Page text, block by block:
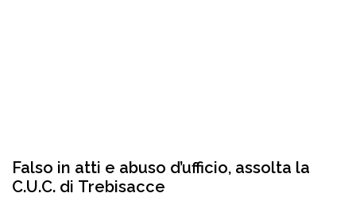
Falso in atti e abuso d’ufficio, assolta la
C.U.C. di Trebisacce